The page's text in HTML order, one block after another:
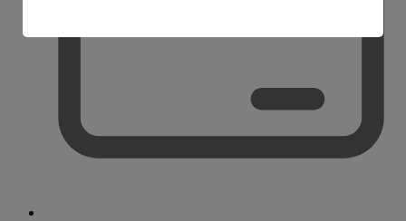
Informationen zum Herausgeber der Seite findest du